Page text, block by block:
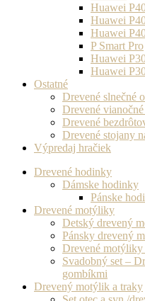
Huawei
Huawei
Huawei
P Smart Pro
Huawei
Huawei
Ostatné
Drevené slnečné
Drevené
Drevené
Drevené stojany
Výpredaj hračiek
Drevené hodinky
Dámske hodinky
Pánske
Drevené motýliky
Detský drevený
Pánsky drevený
Drevené motýliky
Svadobný set –
gombíkmi
Drevený motýlik a traky